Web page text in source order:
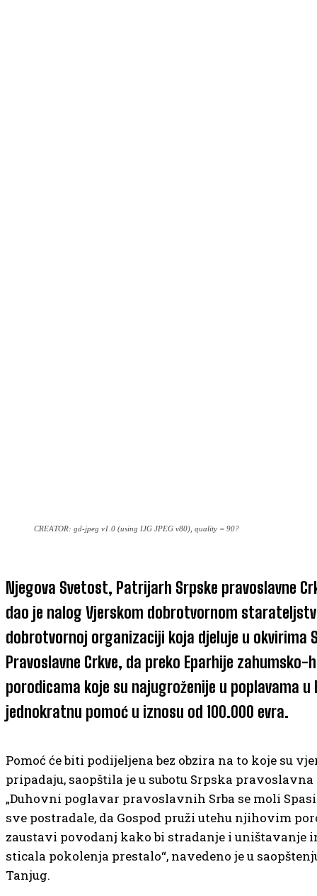
CREATOR: gd-jpeg v1.0 (using IJG JPEG v80), quality = 90?
Njegova Svetost, Patrijarh Srpske pravoslavne
dao je nalog Vjerskom dobrotvornom
dobrotvornoj organizaciji koja djeluje u okvirima
Pravoslavne Crkve, da preko Eparhije zahumsko-
porodicama koje su najugroženije u poplavama u
jednokratnu pomoć u iznosu od 100.000 evra.
Pomoć će biti podijeljena bez obzira na to koje su
pripadaju, saopštila je u subotu Srpska
„Duhovni poglavar pravoslavnih Srba se moli
sve postradale, da Gospod pruži utehu njihovim
zaustavi povodanj kako bi stradanje i uništavanje
sticala pokolenja prestalo“, navedeno je u
Tanjug.